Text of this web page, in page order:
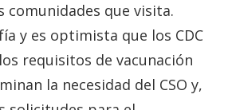
comunidades que visita.
y es optimista que los CDC
requisitos de vacunación
la necesidad del CSO y,